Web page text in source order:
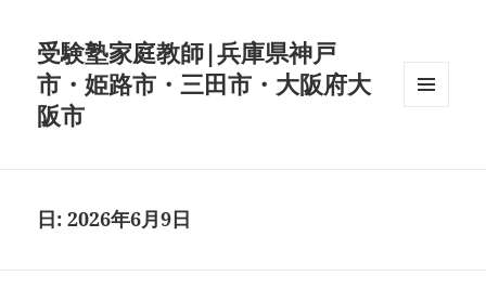
受験塾家庭教師|兵庫県神戸
市・姫路市・三田市・大阪府大
阪市
日:2026年6月9日